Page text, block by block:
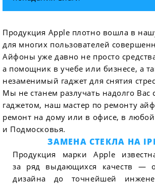
Продукция Apple плотно вошла в
для многих пользователей
Айфоны уже давно не просто
а помощник в учебе или бизнесе, а
незаменимый гаджет для снятия
Мы не станем разлучать надолго Вас
гаджетом, наш мастер по ремонту
ремонт на дому или в офисе, в
и Подмосковья.
ЗАМЕНА СТЕКЛА НА
Продукция марки Apple
за ряд выдающихся качеств —
дизайна до точнейшей